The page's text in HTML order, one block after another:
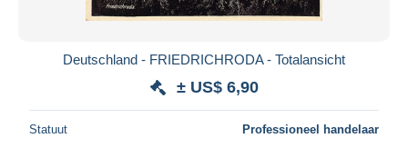
Deutschland - FRIEDRICHRODA - Totalansicht
± US$ 6,90
Statuut Professioneel handelaar